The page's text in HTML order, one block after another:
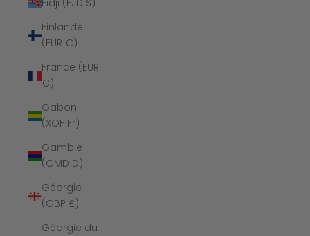
Fidji (FJD $)
Finlande
(EUR €)
France (EUR
€)
Gabon
(XOF Fr)
Gambie
(GMD D)
Géorgie
(GBP £)
Géorgie du